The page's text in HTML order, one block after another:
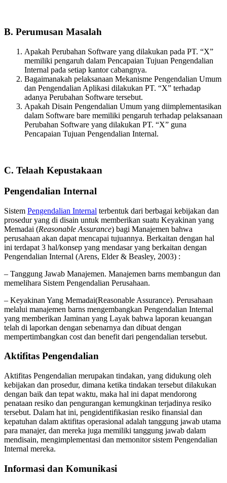
B. Perumusan Masalah
Apakah Perubahan Software yang dilakukan pada PT. “X”
memiliki pengaruh dalam Pencapaian Tujuan Pengendalian
Internal pada setiap kantor cabangnya.
Bagaimanakah pelaksanaan Mekanisme Pengendalian Umum
dan Pengendalian Aplikasi dilakukan PT. “X” terhadap
adanya Perubahan Software tersebut.
Apakah Disain Pengendalian Umum yang diimplementasikan
dalam Software bare memiliki pengaruh terhadap pelaksanaan
Perubahan Software yang dilakukan PT. “X” guna
Pencapaian Tujuan Pengendalian Internal.
C. Telaah Kepustakaan
Pengendalian Internal
Sistem Pengendalian Internal terbentuk dari berbagai kebijakan dan
prosedur yang di disain untuk memberikan suatu Keyakinan yang
Memadai (Reasonable Assurance) bagi Manajemen bahwa
perusahaan akan dapat mencapai tujuannya. Berkaitan dengan hal
ini terdapat 3 hal/konsep yang mendasar yang berkaitan dengan
Pengendalian Internal (Arens, Elder & Beasley, 2003) :
– Tanggung Jawab Manajemen. Manajemen barns membangun dan
memelihara Sistem Pengendalian Perusahaan.
– Keyakinan Yang Memadai(Reasonable Assurance). Perusahaan
melalui manajemen barns mengembangkan Pengendalian Internal
yang memberikan Jaminan yang Layak bahwa laporan keuangan
telah di laporkan dengan sebenarnya dan dibuat dengan
mempertimbangkan cost dan benefit dari pengendalian tersebut.
Aktifitas Pengendalian
Aktifitas Pengendalian merupakan tindakan, yang didukung oleh
kebijakan dan prosedur, dimana ketika tindakan tersebut dilakukan
dengan baik dan tepat waktu, maka hal ini dapat mendorong
penataan resiko dan pengurangan kemungkinan terjadinya resiko
tersebut. Dalam hat ini, pengidentifikasian resiko finansial dan
kepatuhan dalam aktifitas operasional adalah tanggung jawab utama
para manajer, dan mereka juga memiliki tanggung jawab dalam
mendisain, mengimplementasi dan memonitor sistem Pengendalian
Internal mereka.
Informasi dan Komunikasi